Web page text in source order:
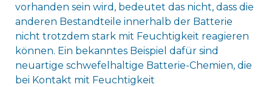
vorhanden sein wird, bedeutet das nicht, dass die
anderen Bestandteile innerhalb der Batterie
nicht trotzdem stark mit Feuchtigkeit reagieren
können. Ein bekanntes Beispiel dafür sind
neuartige schwefelhaltige Batterie-Chemien, die
bei Kontakt mit Feuchtigkeit